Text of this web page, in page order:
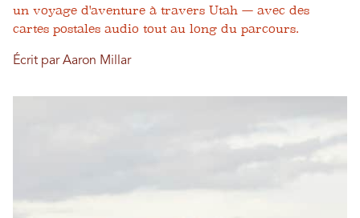
un voyage d'aventure à travers Utah — avec des
cartes postales audio tout au long du parcours.
Écrit par Aaron Millar